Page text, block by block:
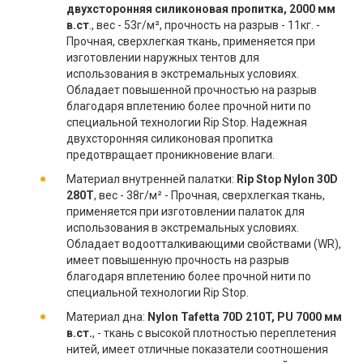
двухсторонняя силиконовая пропитка, 2000 мм
в.ст., вес - 53г/м², прочность на разрыв - 11кг. -
Прочная, сверхлегкая ткань, применяется при
изготовлении наружных тентов для
использования в экстремальных условиях.
Обладает повышенной прочностью на разрыв
благодаря вплетению более прочной нити по
специальной технологии Rip Stop. Надежная
двухсторонняя силиконовая пропитка
предотвращает проникновение влаги.
Материал внутренней палатки: Rip Stop Nylon 30D
280T, вес - 38г/м² - Прочная, сверхлегкая ткань,
применяется при изготовлении палаток для
использования в экстремальных условиях.
Обладает водоотталкивающими свойствами (WR),
имеет повышенную прочность на разрыв
благодаря вплетению более прочной нити по
специальной технологии Rip Stop.
Материал дна: Nylon Tafetta 70D 210T, PU 7000 мм
в.ст., - ткань с высокой плотностью переплетения
нитей, имеет отличные показатели соотношения